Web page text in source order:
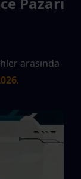
arasında
.